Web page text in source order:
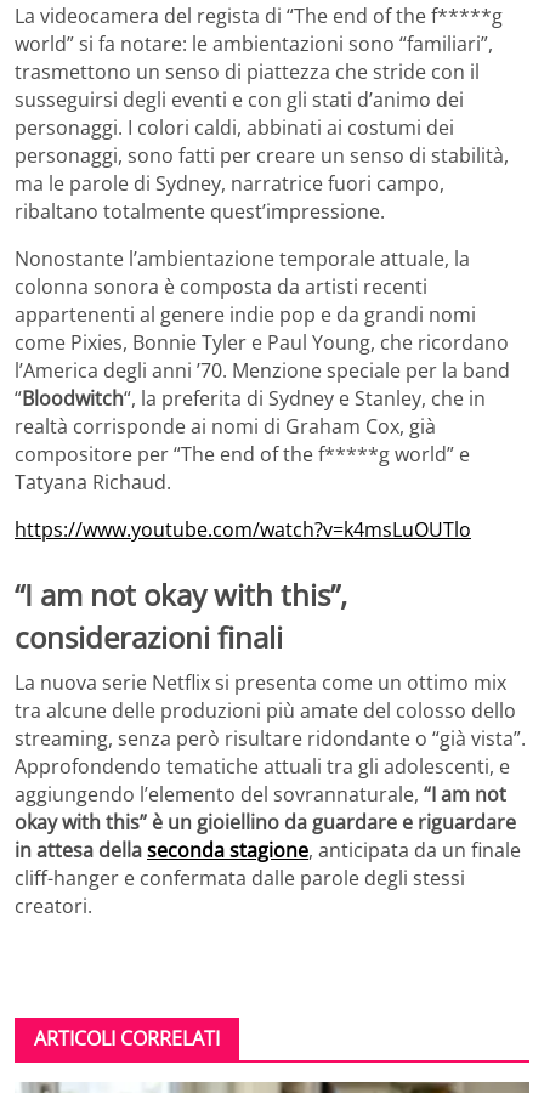
La videocamera del regista di “The end of the f*****g
world” si fa notare: le ambientazioni sono “familiari”,
trasmettono un senso di piattezza che stride con il
susseguirsi degli eventi e con gli stati d’animo dei
personaggi. I colori caldi, abbinati ai costumi dei
personaggi, sono fatti per creare un senso di stabilità,
ma le parole di Sydney, narratrice fuori campo,
ribaltano totalmente quest’impressione.
Nonostante l’ambientazione temporale attuale, la
colonna sonora è composta da artisti recenti
appartenenti al genere indie pop e da grandi nomi
come Pixies, Bonnie Tyler e Paul Young, che ricordano
l’America degli anni ’70. Menzione speciale per la band
“Bloodwitch“, la preferita di Sydney e Stanley, che in
realtà corrisponde ai nomi di Graham Cox, già
compositore per “The end of the f*****g world” e
Tatyana Richaud.
https://www.youtube.com/watch?v=k4msLuOUTlo
“I am not okay with this”,
considerazioni finali
La nuova serie Netflix si presenta come un ottimo mix
tra alcune delle produzioni più amate del colosso dello
streaming, senza però risultare ridondante o “già vista”.
Approfondendo tematiche attuali tra gli adolescenti, e
aggiungendo l’elemento del sovrannaturale, “I am not
okay with this” è un gioiellino da guardare e riguardare
in attesa dellaseconda stagione, anticipata da un finale
cliff-hanger e confermata dalle parole degli stessi
creatori.
ARTICOLI CORRELATI